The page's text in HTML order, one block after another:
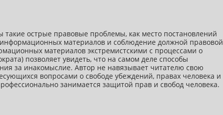
острые правовые проблемы, как место постановлений
материалов и соблюдение должной правовой
материалов экстремистскими с процессами о
позволяет увидеть, что на самом деле способы
за инакомыслие. Автор не навязывает читателю свою
вопросами о свободе убеждений, правах человека и
занимается защитой прав и свобод человека.